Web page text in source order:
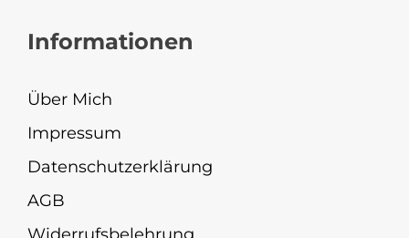
Informationen
Über Mich
Impressum
Datenschutzerklärung
AGB